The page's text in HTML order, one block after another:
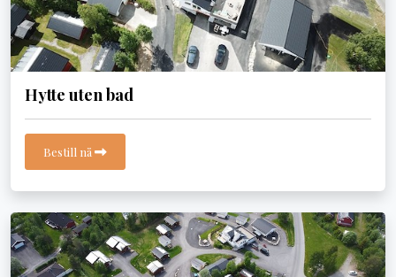
Hytte uten bad
Bestill nå